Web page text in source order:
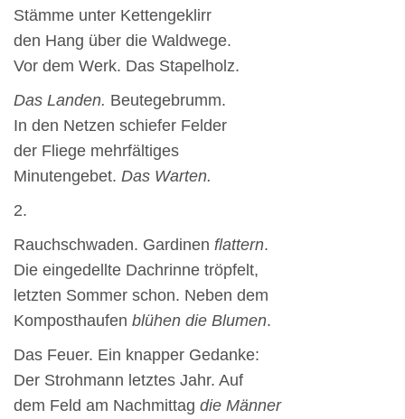
Stämme unter Kettengeklirr
den Hang über die Waldwege.
Vor dem Werk. Das Stapelholz.
Das Landen. Beutegebrumm.
In den Netzen schiefer Felder
der Fliege mehrfältiges
Minutengebet. Das Warten.
2.
Rauchschwaden. Gardinen flattern.
Die eingedellte Dachrinne tröpfelt,
letzten Sommer schon. Neben dem
Komposthaufen blühen die Blumen.
Das Feuer. Ein knapper Gedanke:
Der Strohmann letztes Jahr. Auf
dem Feld am Nachmittag die Männer